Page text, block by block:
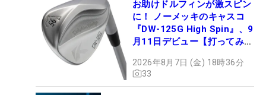
お助けドルフィンが激スピン
に！ ノーメッキのキャスコ
『DW-125G High Spin』、9
月11日デビュー【打ってみ
2026年8月7日 (金) 18時36分
33